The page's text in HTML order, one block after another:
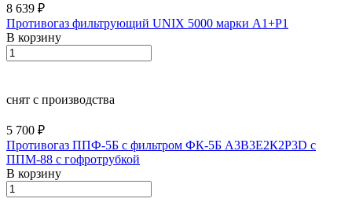
8 639 ₽
Противогаз фильтрующий UNIX 5000 марки А1+P1
В корзину
снят с производства
5 700 ₽
Противогаз ППФ-5Б с фильтром ФК-5Б А3В3Е2К2Р3D с
ППМ-88 с гофротрубкой
В корзину